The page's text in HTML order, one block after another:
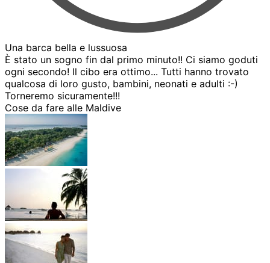
Una barca bella e lussuosa
È stato un sogno fin dal primo minuto!! Ci siamo goduti
ogni secondo! Il cibo era ottimo... Tutti hanno trovato
qualcosa di loro gusto, bambini, neonati e adulti :-)
Torneremo sicuramente!!!
Cose da fare alle Maldive